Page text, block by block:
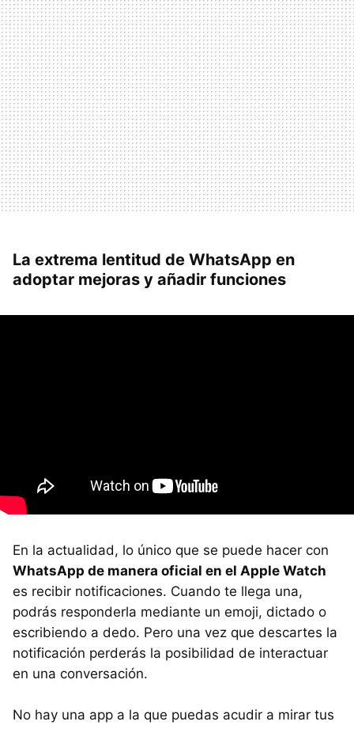
La extrema lentitud de WhatsApp en
adoptar mejoras y añadir funciones
En la actualidad, lo único que se puede hacer con
WhatsApp de manera oficial en el Apple Watch
es recibir notificaciones. Cuando te llega una,
podrás responderla mediante un emoji, dictado o
escribiendo a dedo. Pero una vez que descartes la
notificación perderás la posibilidad de interactuar
en una conversación.
No hay una app a la que puedas acudir a mirar tus